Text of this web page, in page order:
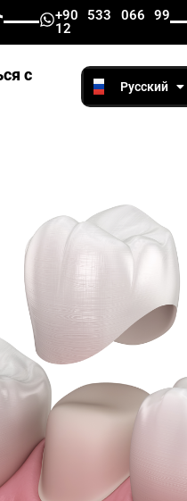
+90 533 066 99
12
с
Русский
Lietuviškai
Română